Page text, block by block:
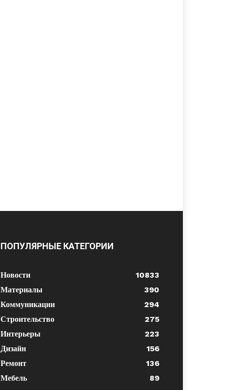
ПОПУЛЯРНЫЕ КАТЕГОРИИ
Новости
10833
Материалы
390
Коммуникации
294
Строительство
275
Интерьеры
223
Дизайн
156
Ремонт
136
Мебель
89